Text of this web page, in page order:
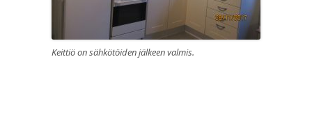
Keittiö on sähkötöiden jälkeen valmis.